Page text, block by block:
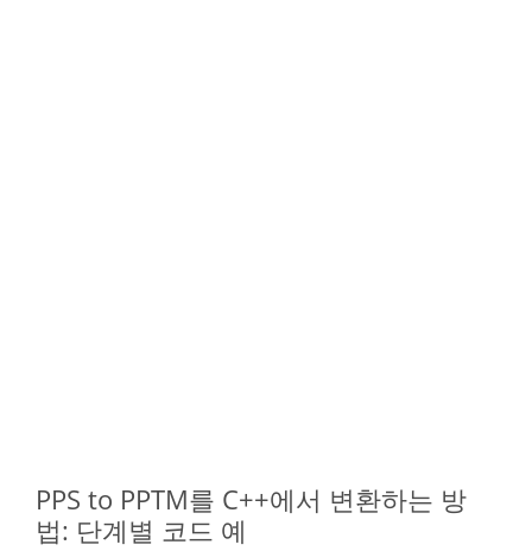
PPS to PPTM를 C++에서 변환하는 방
법: 단계별 코드 예